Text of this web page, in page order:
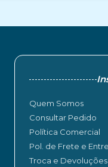
Quem Somos
Consultar Pedido
Política Comercial
Pol. de Frete e
Troca e Devoluções